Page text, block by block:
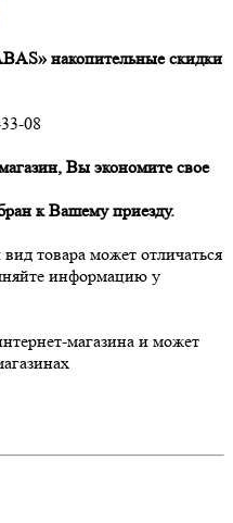
накопительные скидки
08
Вы экономите свое
к Вашему приезду.
товара может отличаться
информацию у
магазина и может